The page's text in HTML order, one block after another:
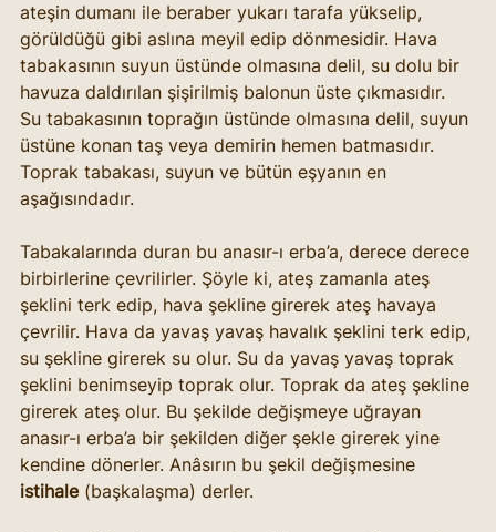
ateşin dumanı ile beraber yukarı tarafa yükselip,
görüldüğü gibi aslına meyil edip dönmesidir. Hava
tabakasının suyun üstünde olmasına delil, su dolu bir
havuza daldırılan şişirilmiş balonun üste çıkmasıdır.
Su tabakasının toprağın üstünde olmasına delil, suyun
üstüne konan taş veya demirin hemen batmasıdır.
Toprak tabakası, suyun ve bütün eşyanın en
aşağısındadır.
Tabakalarında duran bu anasır-ı erba’a, derece derece
birbirlerine çevrilirler. Şöyle ki, ateş zamanla ateş
şeklini terk edip, hava şekline girerek ateş havaya
çevrilir. Hava da yavaş yavaş havalık şeklini terk edip,
su şekline girerek su olur. Su da yavaş yavaş toprak
şeklini benimseyip toprak olur. Toprak da ateş şekline
girerek ateş olur. Bu şekilde değişmeye uğrayan
anasır-ı erba’a bir şekilden diğer şekle girerek yine
kendine dönerler. Anâsırın bu şekil değişmesine
istihale (başkalaşma) derler.